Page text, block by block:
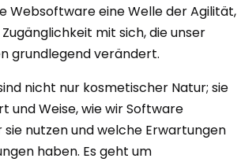
Websoftware eine Welle der Agilität,
mit sich, die unser
grundlegend verändert.
nicht nur kosmetischer Natur; sie
und Weise, wie wir Software
sie nutzen und welche Erwartungen
haben. Es geht um